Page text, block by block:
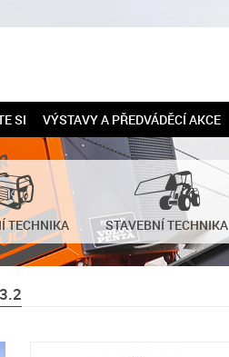
SI VÝSTAVY A PŘEDVÁDĚCÍ AKCE
TECHNIKA STAVEBNÍ TECHNIKA